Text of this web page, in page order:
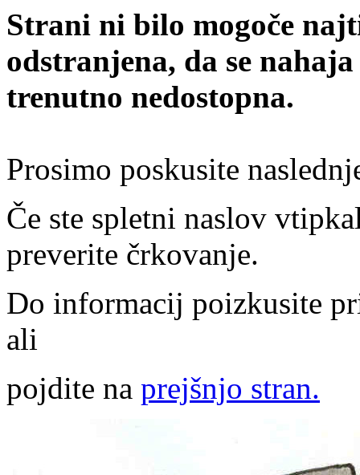
Strani ni bilo mogoče
odstranjena, da se
trenutno nedostopna.
Prosimo poskusite
Če ste spletni naslov
preverite črkovanje.
Do informacij poizkusite
ali
pojdite na prejšnjo stran.